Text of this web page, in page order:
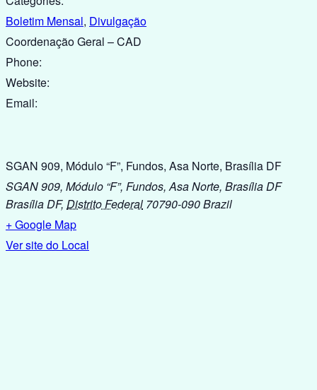
Boletim Mensal, Divulgação
Coordenação Geral – CAD
Phone:
Website:
Email:
SGAN 909, Módulo “F”, Fundos, Asa Norte, Brasília DF
SGAN 909, Módulo “F”, Fundos, Asa Norte, Brasília DF
Brasília DF, Distrito Federal 70790-090Brazil
+ Google Map
Ver site do Local